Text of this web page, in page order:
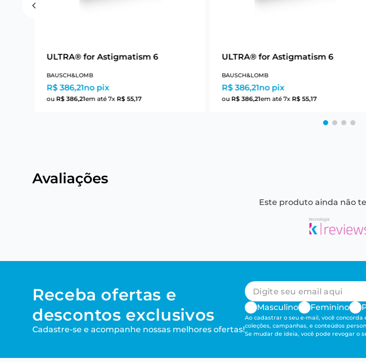
ULTRA® for Astigmatism 6
BAUSCH&LOMB
R$ 386,21no pix
ou R$ 386,21em até7x R$ 55,17
ULTRA® for Astigmatism 6
BAUSCH&LOMB
R$ 386,21no pix
ou R$ 386,21em até7x R$ 55,17
Avaliações
Este produto ainda não
Receba ofertas e
descontos exclusivos
Cadastre-se e acompanhe nossas melhores ofertas!
Masculino
Feminino
Ao cadastrar o seu e-mail, você
coleções, campanhas, e conteúdos
Se mudar de ideia, você pode revogar o